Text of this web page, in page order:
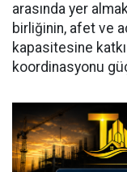
arasında yer
birliğinin, afet ve
kapasitesine
koordinasyonu